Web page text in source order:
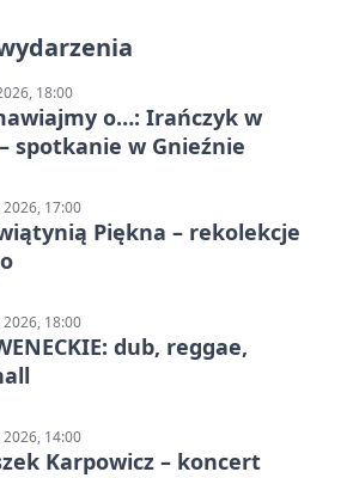
18:00
o…: Irańczyk w
spotkanie w Gnieźnie
17:00
Piękna – rekolekcje
18:00
dub, reggae,
14:00
Karpowicz – koncert